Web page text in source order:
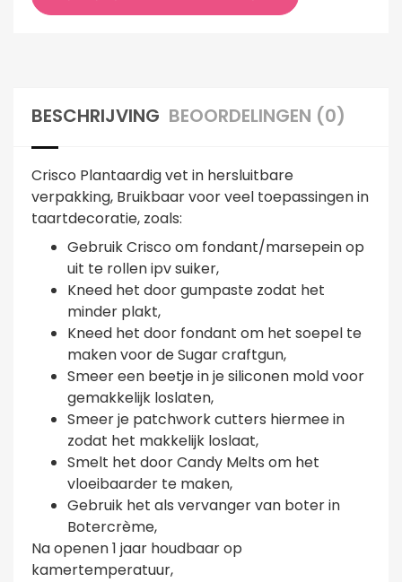
BESCHRIJVING BEOORDELINGEN (0)
Crisco Plantaardig vet in hersluitbare
verpakking, Bruikbaar voor veel toepassingen in
taartdecoratie, zoals:
Gebruik Crisco om fondant/marsepein op
uit te rollen ipv suiker,
Kneed het door gumpaste zodat het
minder plakt,
Kneed het door fondant om het soepel te
maken voor de Sugar craftgun,
Smeer een beetje in je siliconen mold voor
gemakkelijk loslaten,
Smeer je patchwork cutters hiermee in
zodat het makkelijk loslaat,
Smelt het door Candy Melts om het
vloeibaarder te maken,
Gebruik het als vervanger van boter in
Botercrème,
Na openen 1 jaar houdbaar op
kamertemperatuur,